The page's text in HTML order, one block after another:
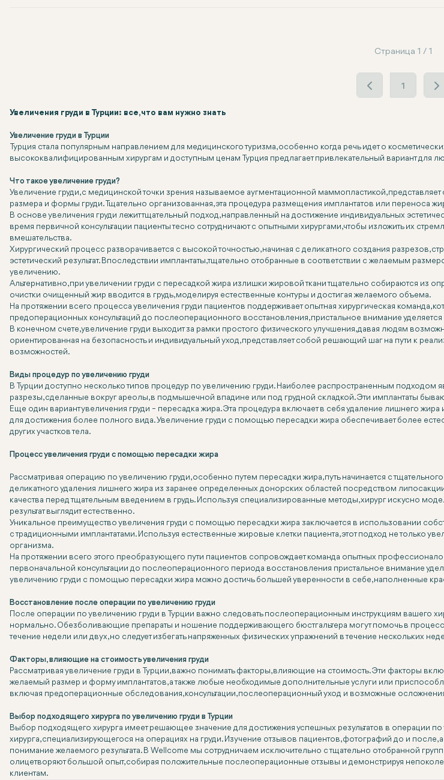
Страница 1 / 1
1
Увеличения груди в Турции: все, что вам нужно знать
Увеличение груди в Турции
Турция стала популярным направлением для медицинского туризма, особенно когда речь идет о
высококвалифицированным хирургам и доступным ценам Турция предлагает привлекательный вариант для
Что такое увеличение груди?
Увеличение груди, с медицинской точки зрения называемое аугментационной маммопластикой,
размера и формы груди. Тщательно организованная, эта процедура размещения имплантатов или переноса
В основе увеличения груди лежит тщательный подход, направленный на достижение индивидуальных
время первичной консультации пациенты тесно сотрудничают с опытными хирургами, чтобы изложить их
вмешательства.
Хирургический процесс разворачивается с высокой точностью, начиная с деликатного создания разрезов,
эстетический результат. Впоследствии имплантаты, тщательно отобранные в соответствии с желаемым
увеличению.
Альтернативно, при увеличении груди с пересадкой жира излишки жировой ткани тщательно собираются из
очистки очищенный жир вводится в грудь, моделируя естественные контуры и достигая желаемого объема.
На протяжении всего процесса увеличения груди пациентов поддерживает опытная хирургическая команда,
предоперационных консультаций до послеоперационного восстановления, пристальное внимание
В конечном счете, увеличение груди выходит за рамки простого физического улучшения, давая людям
ориентированная на безопасность и индивидуальный уход, представляет собой решающий шаг на пути к
возможностей.
Виды процедур по увеличению груди
В Турции доступно несколько типов процедур по увеличению груди. Наиболее распространенным подходом
разрезы, сделанные вокруг ареолы, в подмышечной впадине или под грудной складкой. Эти имплантаты
Еще один вариант увеличения груди – пересадка жира. Эта процедура включает в себя удаление лишнего
для достижения более полного вида. Увеличение груди с помощью пересадки жира обеспечивает более
других участков тела.
Процесс увеличения груди с помощью пересадки жира
Рассматривая операцию по увеличению груди, особенно путем пересадки жира, путь начинается с
деликатного удаления лишнего жира из заранее определенных донорских областей посредством
качества перед тщательным введением в грудь. Используя специализированные методы, хирург искусно
результат выглядит естественно.
Уникальное преимущество увеличения груди с помощью пересадки жира заключается в использовании
с традиционными имплантатами. Используя естественные жировые клетки пациента, этот подход не только
организма.
На протяжении всего этого преобразующего пути пациентов сопровождает команда опытных
первоначальной консультации до послеоперационного периода восстановления пристальное внимание
увеличению груди с помощью пересадки жира можно достичь большей уверенности в себе, наполненные
Восстановление после операции по увеличению груди
После операции по увеличению груди в Турции важно следовать послеоперационным инструкциям вашего
нормально. Обезболивающие препараты и ношение поддерживающего бюстгальтера могут помочь в
течение недели или двух, но следует избегать напряженных физических упражнений в течение нескольких
Факторы, влияющие на стоимость увеличения груди
Рассматривая увеличение груди в Турции, важно понимать факторы, влияющие на стоимость. Эти факторы
желаемый размер и форму имплантатов, а также любые необходимые дополнительные услуги или
включая предоперационные обследования, консультации, послеоперационный уход и возможные
Выбор подходящего хирурга по увеличению груди в Турции
Выбор подходящего хирурга имеет решающее значение для достижения успешных результатов в операции
хирурга, специализирующегося на операциях на груди. Изучение отзывов пациентов, фотографий до и после,
понимание желаемого результата. В Wellcome мы сотрудничаем исключительно с тщательно отобранной
олицетворяют большой опыт, собирая положительные послеоперационные отзывы и демонстрируя
клиентам.